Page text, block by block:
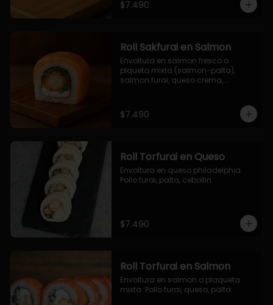
$7.490
Roll Sakfurai en Salmon
Envoltura en salmon fresco o
plqueta mixta (salmon-palta),
salmon furai, queso crema,
$7.490
Roll Torfurai en Queso
Envoltura en queso philadelphia.
Pollo furai, palta, cebollin.
$7.490
Roll Torfurai en Salmon
Envoltura en salmon o plaqueta
mixta. Pollo furai, queso, palta.